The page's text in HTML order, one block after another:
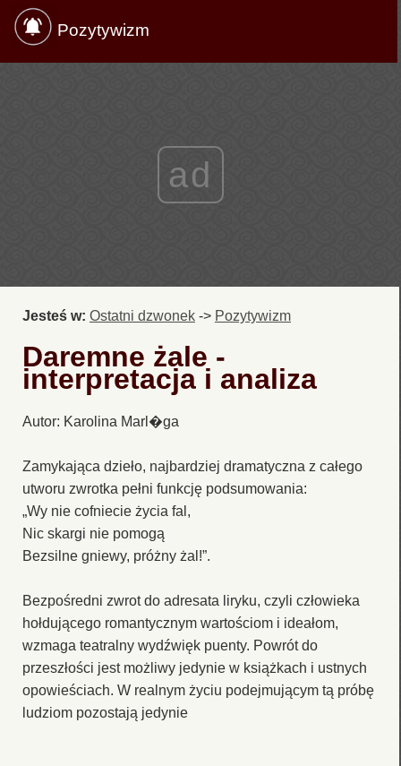
Pozytywizm
ad
Jesteś w: Ostatni dzwonek -> Pozytywizm
Daremne żale -
interpretacja i analiza
Autor: Karolina Marl�ga
Zamykająca dzieło, najbardziej dramatyczna z całego
utworu zwrotka pełni funkcję podsumowania:
„Wy nie cofniecie życia fal,
Nic skargi nie pomogą
Bezsilne gniewy, próżny żal!”.
Bezpośredni zwrot do adresata liryku, czyli człowieka
hołdującego romantycznym wartościom i ideałom,
wzmaga teatralny wydźwięk puenty. Powrót do
przeszłości jest możliwy jedynie w książkach i ustnych
opowieściach. W realnym życiu podejmującym tą próbę
ludziom pozostają jedynie